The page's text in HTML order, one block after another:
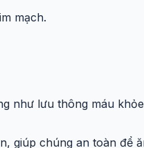
mạch.
như lưu thông máu
giúp chúng an toàn để